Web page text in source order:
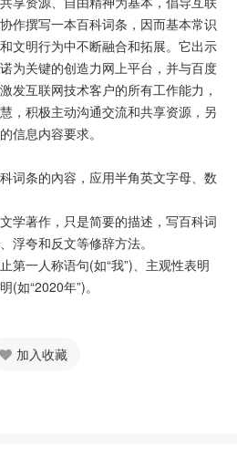
作撰写一本百科词条，因而基本常识
文明行为中不断融合和拓展。它出示
为关键的创造力网上平台，并与百度
发互联网技术客户的所有工作能力，
，积极主动沟通交流和共享资源，另
信息内容要求。
词条的內容，应用半角英文字母、数
学著作，只是简要的描述，写百科词
浮夸和反文等修辞方法。
第一人称语句(如“我”)、主观性表明
(如“2020年”)。
加入收藏